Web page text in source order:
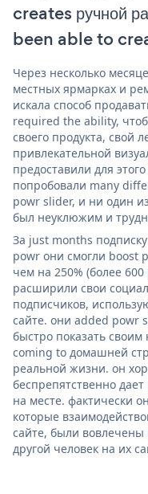
creates ручной
been able to
Через несколько
местных ярмарках и
искала способ
required the ability,
своего продукта, свой
привлекательной
предоставили для
попробовали many
powr slider, и ни один
был неуклюжим и
За just months
powr они смогли boost
чем на 250% (более
расширили свои
подписчиков,
сайте. они added powr
быстро показать своим
coming to домашней
реальной жизни. он
беспрепятственно
на месте. фактически
которые
сайте, были
другой человек на их